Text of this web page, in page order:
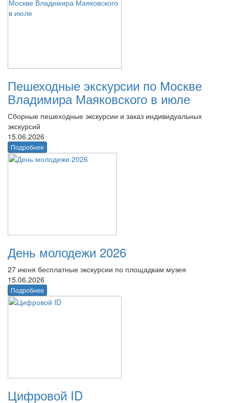
Пешеходные экскурсии по Москве
Владимира Маяковского в июле
Сборные пешеходные экскурсии и заказ индивидуальных
экскурсий
15.06.2026
Подробнее
День молодежи 2026
27 июня бесплатные экскурсии по площадкам музея
15.06.2026
Подробнее
Цифровой ID